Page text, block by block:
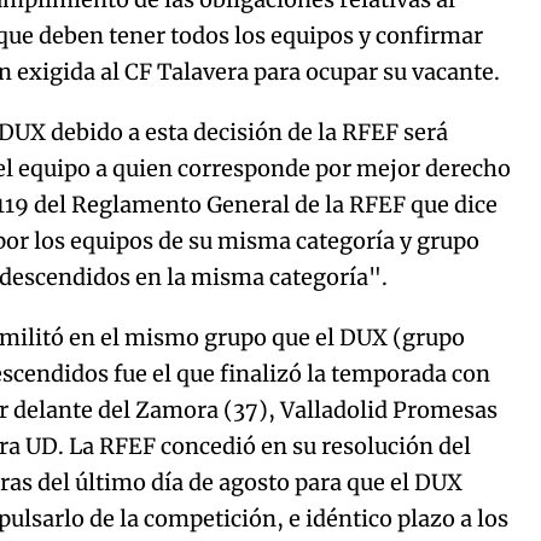
deben tener todos los equipos y confirmar
al CF Talavera para ocupar su vacante.
debido a esta decisión de la RFEF será
equipo a quien corresponde por mejor derecho
del Reglamento General de la RFEF que dice
los equipos de su misma categoría y grupo
en la misma categoría".
en el mismo grupo que el DUX (grupo
fue el que finalizó la temporada con
del Zamora (37), Valladolid Promesas
UD. La RFEF concedió en su resolución del
del último día de agosto para que el DUX
de la competición, e idéntico plazo a los